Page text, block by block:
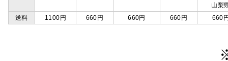
山梨
送料
1100円 660円 660円 660円 660